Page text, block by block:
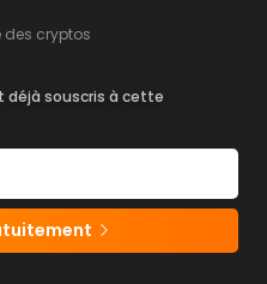
des cryptos
déjà souscris à cette